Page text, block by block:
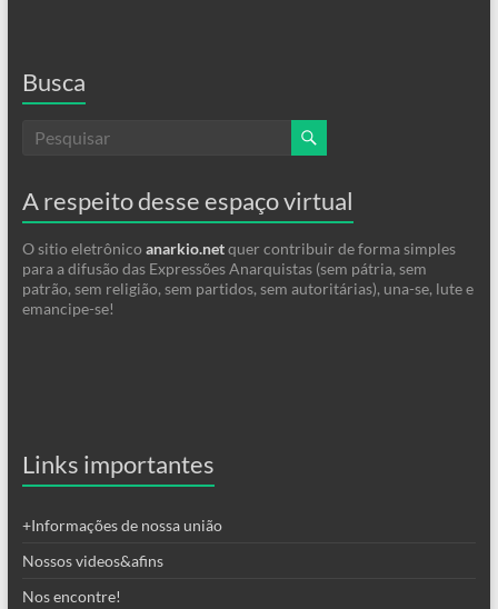
Busca
A respeito desse espaço virtual
O sitio eletrônico anarkio.netquer contribuir de forma simples
para a difusão das Expressões Anarquistas (sem pátria, sem
patrão, sem religião, sem partidos, sem autoritárias), una-se, lute e
emancipe-se!
Links importantes
+Informações de nossa união
Nossos videos&afins
Nos encontre!